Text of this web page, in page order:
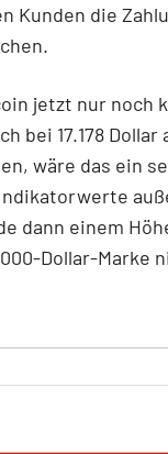
Kunden die
jetzt nur noch
bei 17.178 Dollar
wäre das ein
dann einem
Dollar-Marke